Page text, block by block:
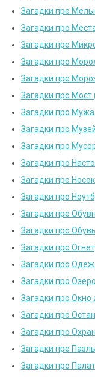
Загадки про
Загадки про
Загадки про
Загадки про
Загадки про
Загадки про Мост
Загадки про Мужа
Загадки про
Загадки про
Загадки про
Загадки про
Загадки про
Загадки про
Загадки про
Загадки про
Загадки про
Загадки про
Загадки про Окно
Загадки про
Загадки про
Загадки про
Загадки про